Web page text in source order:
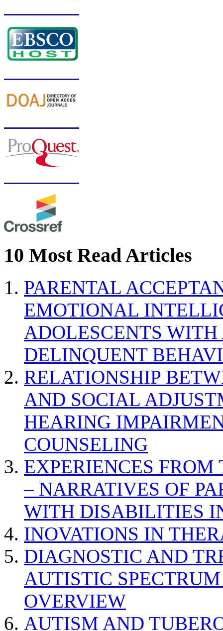
10 Most Read Articles
PARENTAL
EMOTIONAL
ADOLESCENTS
DELINQUENT
RELATIONSHIP
AND SOCIAL
HEARING
COUNSELING
EXPERIENCES
– NARRATIVES OF
WITH DISABILITIES
INOVATIONS IN
DIAGNOSTIC AND
AUTISTIC
OVERVIEW
AUTISM AND